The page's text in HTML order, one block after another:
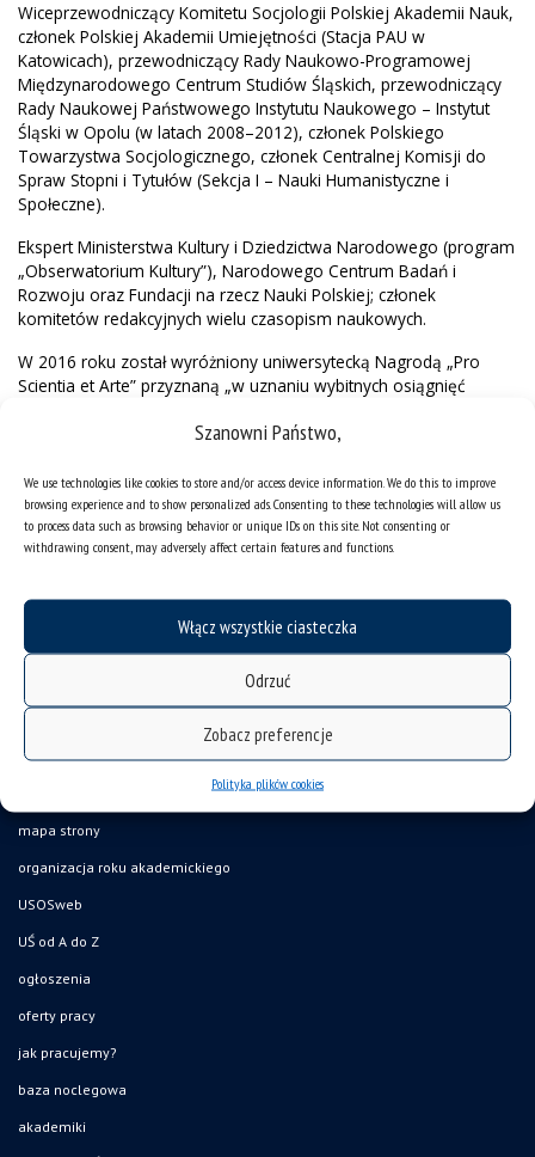
Szanowni Państwo,
We use technologies like cookies to store and/or access device information. We do this to improve
browsing experience and to show personalized ads. Consenting to these technologies will allow us
to process data such as browsing behavior or unique IDs on this site. Not consenting or
withdrawing consent, may adversely affect certain features and functions.
Włącz wszystkie ciasteczka
Odrzuć
Zobacz preferencje
Polityka plików cookies
Wiceprzewodniczący Komitetu Socjologii Polskiej Akademii Nauk,
członek Polskiej Akademii Umiejętności (Stacja PAU w
Katowicach), przewodniczący Rady Naukowo-Programowej
Międzynarodowego Centrum Studiów Śląskich, przewodniczący
Rady Naukowej Państwowego Instytutu Naukowego – Instytut
Śląski w Opolu (w latach 2008–2012), członek Polskiego
Towarzystwa Socjologicznego, członek Centralnej Komisji do
Spraw Stopni i Tytułów (Sekcja I – Nauki Humanistyczne i
Społeczne).
Ekspert Ministerstwa Kultury i Dziedzictwa Narodowego (program
„Obserwatorium Kultury”), Narodowego Centrum Badań i
Rozwoju oraz Fundacji na rzecz Nauki Polskiej; członek
komitetów redakcyjnych wielu czasopism naukowych.
W 2016 roku został wyróżniony uniwersytecką Nagrodą „Pro
Scientia et Arte” przyznaną „w uznaniu wybitnych osiągnięć
mapa strony
organizacja roku akademickiego
USOSweb
UŚ od A do Z
ogłoszenia
oferty pracy
jak pracujemy?
baza noclegowa
akademiki